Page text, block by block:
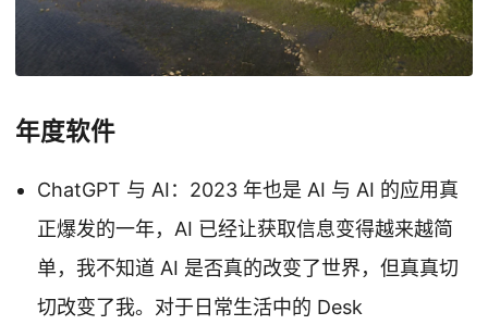
年度软件
ChatGPT 与 AI：2023 年也是 AI 与 AI 的应用真
正爆发的一年，AI 已经让获取信息变得越来越简
单，我不知道 AI 是否真的改变了世界，但真真切
切改变了我。对于日常生活中的 Desk